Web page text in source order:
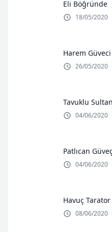
Eli Böğründe
18/05/2020
Harem Güveci
26/05/2020
Tavuklu
04/06/2020
Patlıcan
04/06/2020
Havuç Tarator
08/06/2020